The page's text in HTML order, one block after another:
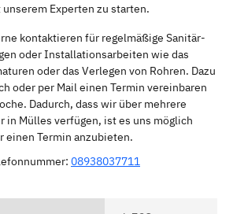
Experten zu starten.
kontaktieren für regelmäßige Sanitär-
oder Installationsarbeiten wie das
oder das Verlegen von Rohren. Dazu
oder per Mail einen Termin vereinbaren
Dadurch, dass wir über mehrere
in Mülles verfügen, ist es uns möglich
einen Termin anzubieten.
08938037711